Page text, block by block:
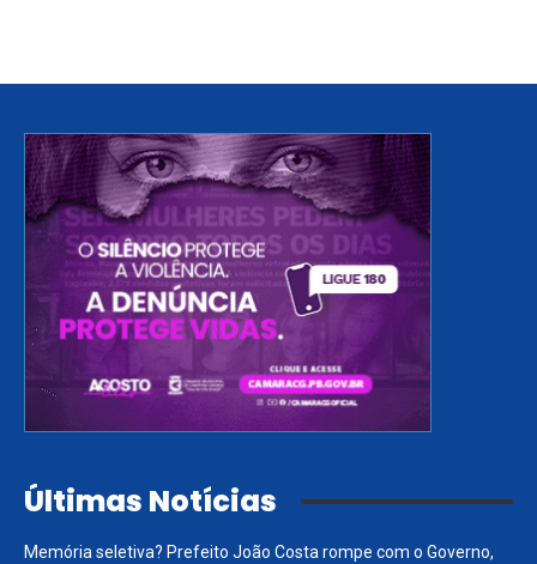
Últimas Notícias
Memória seletiva? Prefeito João Costa rompe com o Governo,